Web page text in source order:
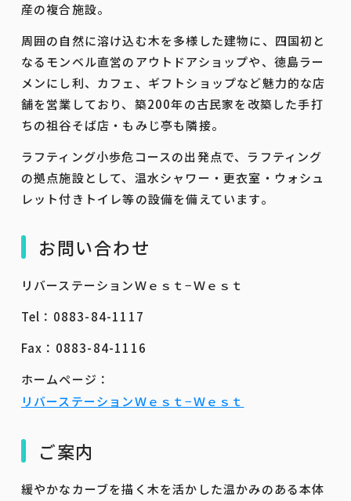
産の複合施設。
周囲の自然に溶け込む木を多様した建物に、四国初と
なるモンベル直営のアウトドアショップや、徳島ラー
メンにし利、カフェ、ギフトショップなど魅力的な店
舗を営業しており、築200年の古民家を改築した手打
ちの祖谷そば店・もみじ亭も隣接。
ラフティング小歩危コースの出発点で、ラフティング
の拠点施設として、温水シャワー・更衣室・ウォシュ
レット付きトイレ等の設備を備えています。
お問い合わせ
リバーステーションＷｅｓｔ−Ｗｅｓｔ
Tel：0883-84-1117
Fax：0883-84-1116
ホームページ：
リバーステーションＷｅｓｔ−Ｗｅｓｔ
ご案内
緩やかなカーブを描く木を活かした温かみのある本体